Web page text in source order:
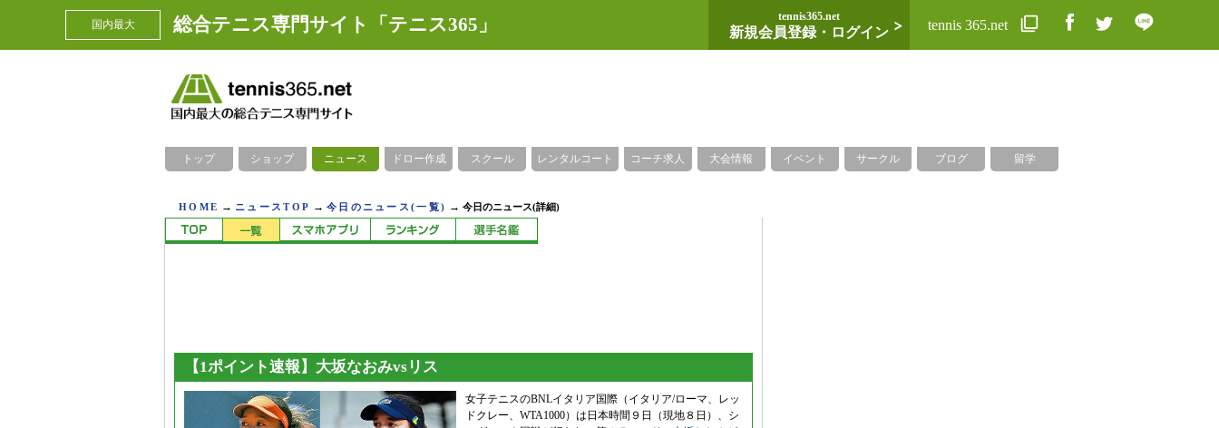
国内最大 総合テニス専門サイト「テニス365」 tennis365.net
新規会員登録・ログイン tennis 365.net
トップ ショップ ニュース ドロー作成 スクール レンタルコート コーチ求人 大会情報 イベント サークル ブログ 留学
HOME → ニュースTOP →今日のニュース(一覧) →今日のニュース(詳細)
【1ポイント速報】大坂なおみvsリス
女子テニスのBNLイタリア国際（イタリア/ローマ、レッ
ドクレー、WTA1000）は日本時間９日（現地８日）、シ